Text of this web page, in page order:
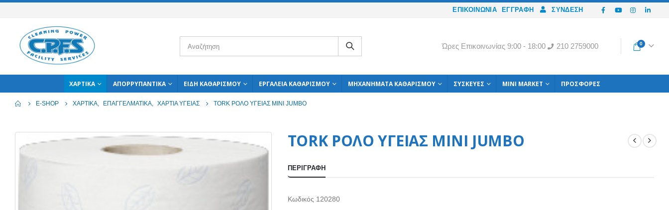
ΕΠΙΚΟΙΝΩΝΙΑ ΕΓΓΡΑΦΉ ΣΎΝΔΕΣΗ
Ώρες Eπικοινωνίας 9:00 - 18:00 210 2759000 0
ΧΑΡΤΙΚΆ ΑΠΟΡΡΥΠΑΝΤΙΚΆ ΕΊΔΗ ΚΑΘΑΡΙΣΜΟΎ ΕΡΓΑΛΕΊΑ ΚΑΘΑΡΙΣΜΟΎ ΜΗΧΑΝΉΜΑΤΑ ΚΑΘΑΡΙΣΜΟΎ ΣΥΣΚΕΥΈΣ MINI MARKET ΠΡΟΣΦΟΡΈΣ
E-SHOP ΧΑΡΤΙΚΆ, ΕΠΑΓΓΕΛΜΑΤΙΚΆ, ΧΑΡΤΙΆ ΥΓΕΊΑΣ TORK ΡΟΛΟ ΥΓΕΙΑΣ ΜΙΝΙ JUMBO
TORK ΡΟΛΟ ΥΓΕΙΑΣ ΜΙΝΙ JUMBO
ΠΕΡΙΓΡΑΦΉ
Κωδικός 120280